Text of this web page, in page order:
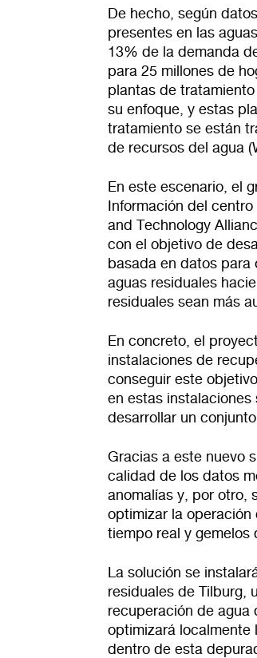
De hecho, según
presentes en las
13% de la demanda
para 25 millones de
plantas de
su enfoque, y estas
tratamiento se están
de recursos del agua
En este escenario, el
Información del
and Technology
con el objetivo de
basada en datos para
aguas residuales
residuales sean más
En concreto, el
instalaciones de
conseguir este
en estas
desarrollar un
Gracias a este nuevo
calidad de los datos
anomalías y, por otro,
optimizar la
tiempo real y gemelos
La solución se
residuales de Tilburg,
recuperación de agua
optimizará
dentro de esta